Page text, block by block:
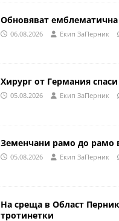
Обновяват
06.08.2026 Eкип ЗаПерник
Хирург от Германия
05.08.2026 Eкип ЗаПерник
Земенчани рамо до рамо
05.08.2026 Eкип ЗаПерник
На среща в Област
тротинетки